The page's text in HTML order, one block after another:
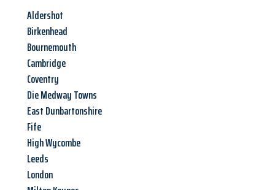
Aldershot
Birkenhead
Bournemouth
Cambridge
Coventry
Die Medway Towns
East Dunbartonshire
Fife
High Wycombe
Leeds
London